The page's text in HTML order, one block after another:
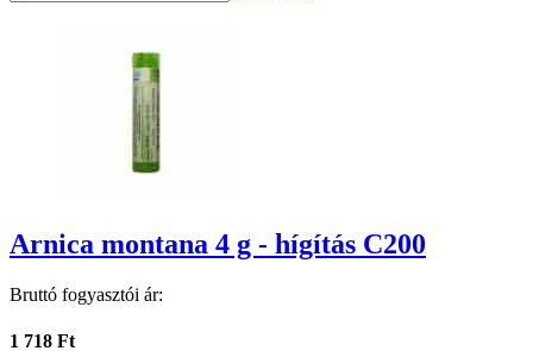
Arnica montana 4 g - hígítás C200
Bruttó fogyasztói ár:
1 718 Ft